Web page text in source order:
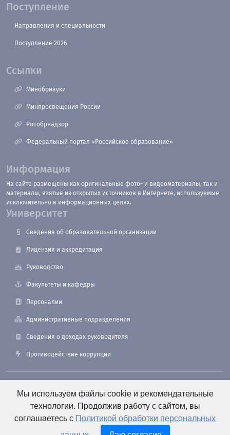
Поступление
Направления и специальности
Поступление 2026
Ссылки
Минобрнауки
Минпросвещения России
Рособрнадзор
Федеральный портал «Российское образование»
Информация
На сайте размещены как оригинальные фото- и видеоматериалы, так и
материалы, взятые из открытых источников в Интернете, используемые
исключительно в информационных целях.
Университет
Сведения об образовательной организации
Лицензия и аккредитация
Руководство
Факультеты и кафедры
Персоналии
Административные подразделения
Сведения о доходах руководителя
Противодействие коррупции
190121, Санкт-Петербург, ул. Лоцманская, 3
+7 (812) 495-26-48 Оперативный дежурный
Мы используем файлы cookie и рекомендательные
технологии. Продолжив работу с сайтом, вы
соглашаетесь с Политикой обработки персональных